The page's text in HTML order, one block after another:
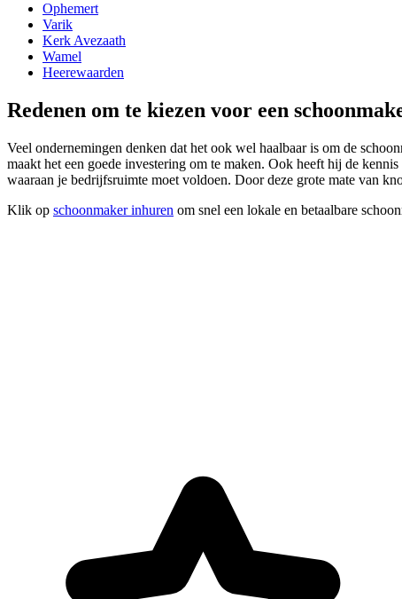
Ophemert
Varik
Kerk Avezaath
Wamel
Heerewaarden
Redenen om te kiezen voor een
Veel ondernemingen denken dat het ook wel haalbaar is om de
maakt het een goede investering om te maken. Ook heeft hij de
waaraan je bedrijfsruimte moet voldoen. Door deze grote mate van
Klik op schoonmaker inhuren om snel een lokale en betaalbare